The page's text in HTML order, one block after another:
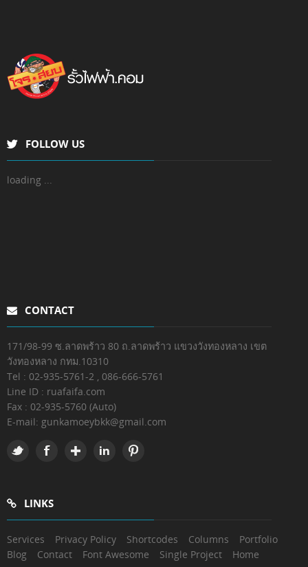
FOLLOW US
loading ...
CONTACT
171/98-99 ซ.ลาดพร้าว 80 ถ.ลาดพร้าว แขวงวังทองหลาง เขต
วังทองหลาง กทม.10310
Tel : 02-935-5761-2 , 086-666-5761
Line ID : ruafaifa.com
Fax : 02-935-5760 (Auto)
E-mail: gunkamoeybkk@gmail.com
LINKS
Services Privacy Policy Shortcodes Columns
Portfolio
Blog
Contact Font Awesome Single Project Home